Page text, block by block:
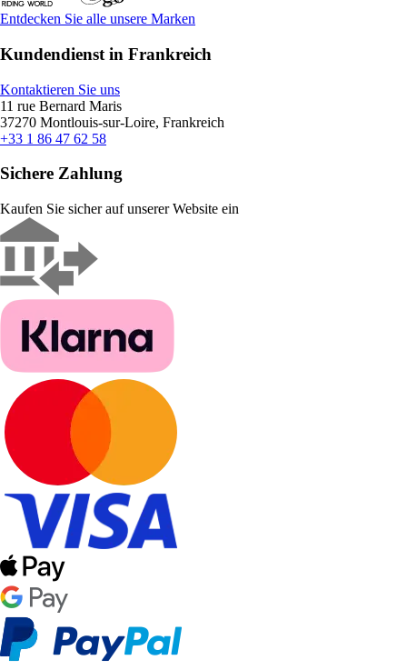
Entdecken Sie alle unsere Marken
Kundendienst in Frankreich
Kontaktieren Sie uns
11 rue Bernard Maris
37270 Montlouis-sur-Loire, Frankreich
+33 1 86 47 62 58
Sichere Zahlung
Kaufen Sie sicher auf unserer Website ein